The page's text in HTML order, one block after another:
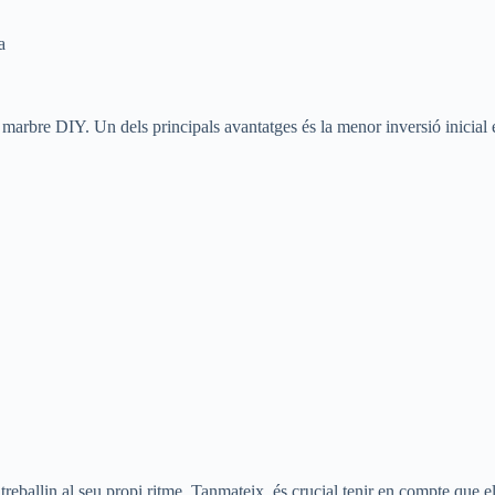
DIY. Un dels principals avantatges és la menor inversió
al seu propi ritme. Tanmateix, és crucial tenir en compte que